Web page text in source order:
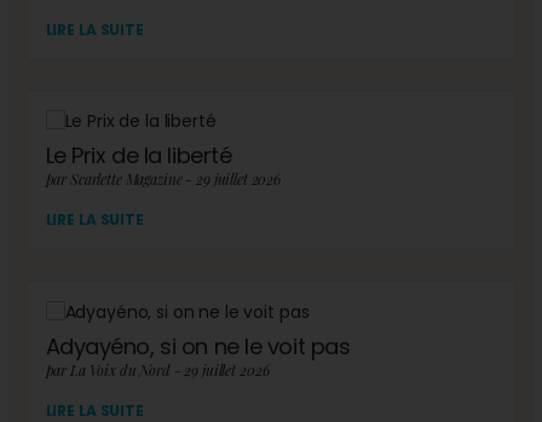
LIRE LA SUITE
Le Prix de la liberté
par Scarlette Magazine - 29 juillet 2026
LIRE LA SUITE
Adyayéno, si on ne le voit pas
par La Voix du Nord - 29 juillet 2026
LIRE LA SUITE